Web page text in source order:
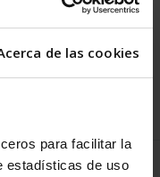
de las cookies
para facilitar la
estadísticas de uso
las horas
en el último año,